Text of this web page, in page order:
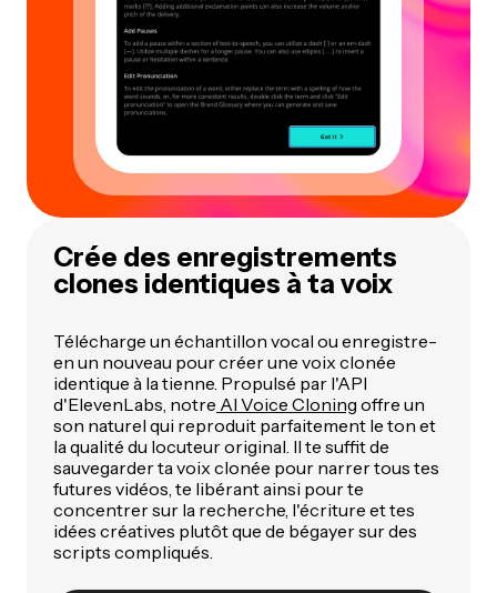
Crée des enregistrements
clones identiques à ta voix
Télécharge un échantillon vocal ou enregistre-
en un nouveau pour créer une voix clonée
identique à la tienne. Propulsé par l'API
d'ElevenLabs, notre AI Voice Cloning offre un
son naturel qui reproduit parfaitement le ton et
la qualité du locuteur original. Il te suffit de
sauvegarder ta voix clonée pour narrer tous tes
futures vidéos, te libérant ainsi pour te
concentrer sur la recherche, l'écriture et tes
idées créatives plutôt que de bégayer sur des
scripts compliqués.